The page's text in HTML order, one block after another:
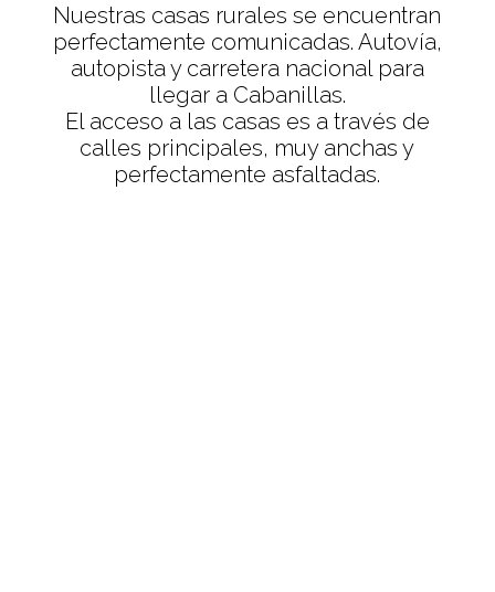
Nuestras casas rurales se encuentran
perfectamente comunicadas. Autovía,
autopista y carretera nacional para
llegar a Cabanillas.
El acceso a las casas es a través de
calles principales, muy anchas y
perfectamente asfaltadas.